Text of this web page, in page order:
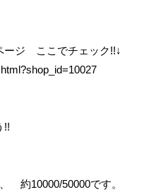
ージ ここでチェック!!↓
!!
約10000/50000です。